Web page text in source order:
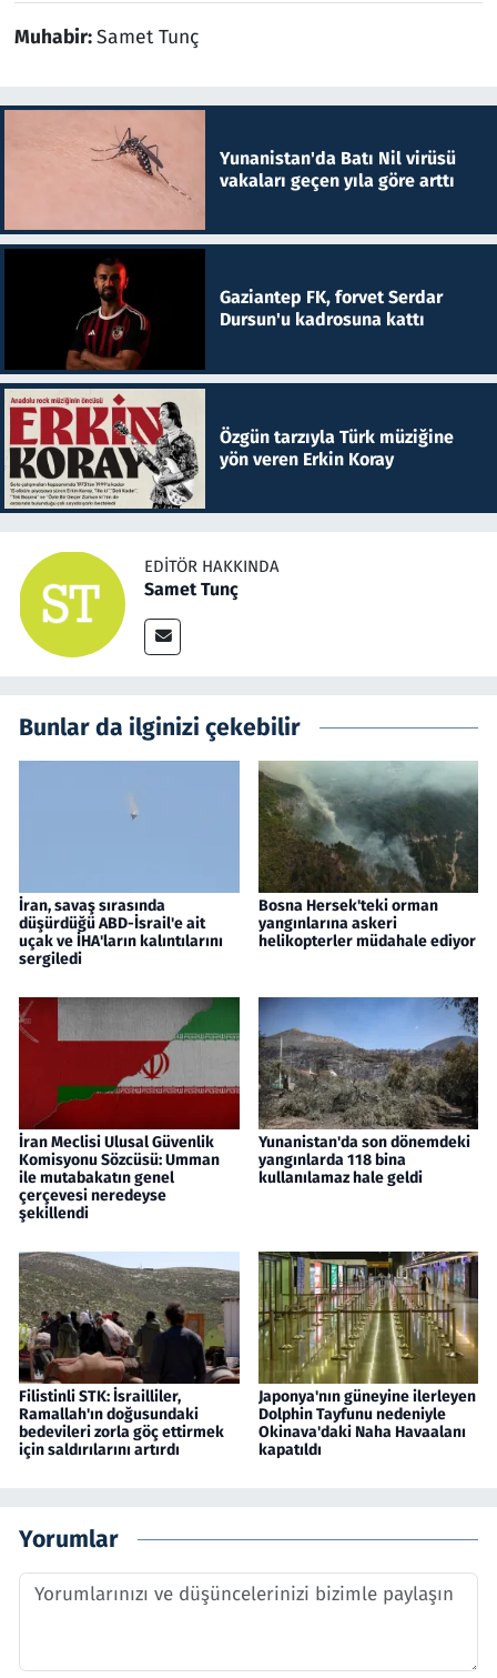
Muhabir:Samet Tunç
Yunanistan'da Batı Nil virüsü
vakaları geçen yıla göre arttı
Gaziantep FK, forvet Serdar
Dursun'u kadrosuna kattı
Özgün tarzıyla Türk müziğine
yön veren Erkin Koray
EDITÖR HAKKINDA
Samet Tunç
Bunlar da ilginizi çekebilir
İran, savaş sırasında
düşürdüğü ABD-İsrail'e ait
uçak ve İHA'ların kalıntılarını
sergiledi
Bosna Hersek'teki orman
yangınlarına askeri
helikopterler müdahale ediyor
İran Meclisi Ulusal Güvenlik
Komisyonu Sözcüsü: Umman
ile mutabakatın genel
çerçevesi neredeyse
şekillendi
Yunanistan'da son dönemdeki
yangınlarda 118 bina
kullanılamaz hale geldi
Filistinli STK: İsrailliler,
Ramallah'ın doğusundaki
bedevileri zorla göç ettirmek
için saldırılarını artırdı
Japonya'nın güneyine ilerleyen
Dolphin Tayfunu nedeniyle
Okinava'daki Naha Havaalanı
kapatıldı
Yorumlar